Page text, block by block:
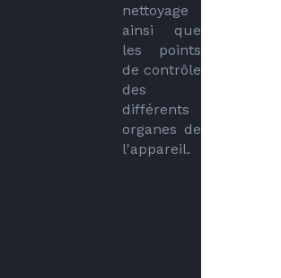
nettoyage
ainsi que
les points
de contrôle
des
différents
organes de
l'appareil.